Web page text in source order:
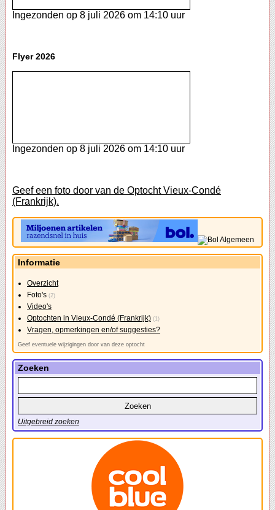
Ingezonden op 8 juli 2026 om 14:10 uur
Flyer 2026
Ingezonden op 8 juli 2026 om 14:10 uur
Geef een foto door van de Optocht Vieux-Condé
(Frankrijk).
Informatie
Overzicht
Foto's (2)
Video's
Optochten in Vieux-Condé (Frankrijk) (1)
Vragen, opmerkingen en/of suggesties?
Geef eventuele wijzigingen door van deze optocht
Zoeken
Uitgebreid zoeken